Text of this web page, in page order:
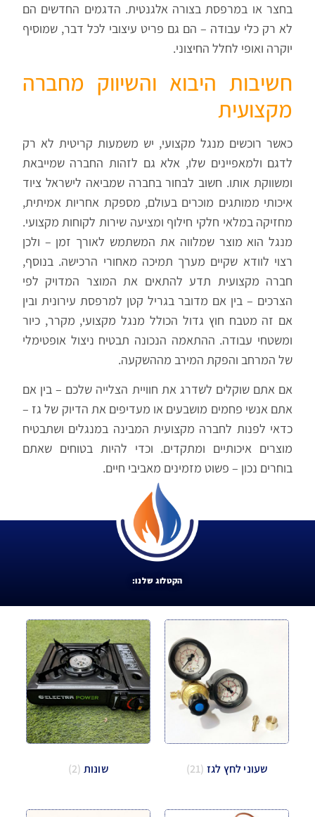
בחצר או במרפסת בצורה אלגנטית. הדגמים החדשים הם
לא רק כלי עבודה – הם גם פריט עיצובי לכל דבר, שמוסיף
יוקרה ואופי לחלל החיצוני.
חשיבות היבוא והשיווק מחברה
מקצועית
כאשר רוכשים מנגל מקצועי, יש משמעות קריטית לא רק
לדגם ולמאפיינים שלו, אלא גם לזהות החברה שמייבאת
ומשווקת אותו. חשוב לבחור בחברה שמביאה לישראל ציוד
איכותי ממותגים מוכרים בעולם, מספקת אחריות אמיתית,
מחזיקה במלאי חלקי חילוף ומציעה שירות לקוחות מקצועי.
מנגל הוא מוצר שמלווה את המשתמש לאורך זמן – ולכן
רצוי לוודא שקיים מערך תמיכה מאחורי הרכישה. בנוסף,
חברה מקצועית תדע להתאים את המוצר המדויק לפי
הצרכים – בין אם מדובר בגריל קטן למרפסת עירונית ובין
אם זה מטבח חוץ גדול הכולל מנגל מקצועי, מקרר, כיור
ומשטחי עבודה. ההתאמה הנכונה תבטיח ניצול אופטימלי
של המרחב והפקת המירב מההשקעה.
אם אתם שוקלים לשדרג את חוויית הצלייה שלכם – בין אם
אתם אנשי פחמים מושבעים או מעדיפים את הדיוק של גז –
כדאי לפנות לחברה מקצועית המבינה במנגלים ושתבטיח
מוצרים איכותיים ומתקדים. וכדי להיות בטוחים שאתם
בוחרים נכון – פשוט מזמינים מאביבי חיים.
הקטלוג שלנו:
שעוני לחץ לגז (21) שונות (2)